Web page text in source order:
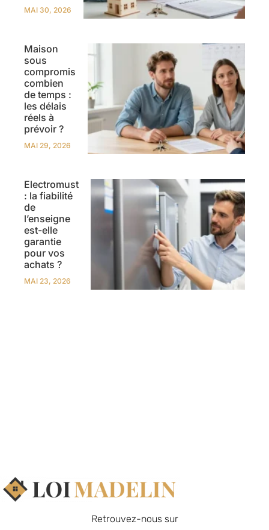
MAI 30, 2026
Maison
sous
compromis
combien
de temps :
les délais
réels à
prévoir ?
MAI 29, 2026
Electromust
: la fiabilité
de
l’enseigne
est-elle
garantie
pour vos
achats ?
MAI 23, 2026
Retrouvez-nous sur